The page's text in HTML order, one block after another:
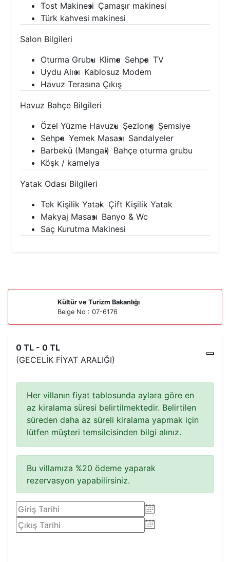
Tost Makinesi Çamaşır makinesi
Türk kahvesi makinesi
Salon Bilgileri
Oturma Grubu Klima Sehpa TV
Uydu Alıcı Kablosuz Modem
Havuz Terasına Çıkış
Havuz Bahçe Bilgileri
Özel Yüzme Havuzu Şezlong Şemsiye
Sehpa Yemek Masası Sandalyeler
Barbekü (Mangal) Bahçe oturma grubu
Köşk / kamelya
Yatak Odası Bilgileri
Tek Kişilik Yatak Çift Kişilik Yatak
Makyaj Masası Banyo & Wc
Saç Kurutma Makinesi
Kültür ve Turizm Bakanlığı
Belge No : 07-6176
0 TL - 0 TL
(GECELIK FIYAT ARALIĞI)
Her villanın fiyat tablosunda aylara göre en
az kiralama süresi belirtilmektedir. Belirtilen
süreden daha az süreli kiralama yapmak için
lütfen müşteri temsilcisinden bilgi alınız.
Bu villamıza %20 ödeme yaparak
rezervasyon yapabilirsiniz.